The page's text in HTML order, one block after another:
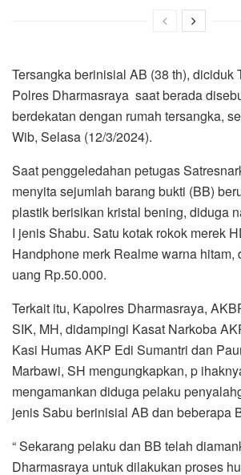
Tersangka berinisial AB (38 th), diciduk
Polres Dharmasraya saat berada
berdekatan dengan rumah tersangka,
Wib, Selasa (12/3/2024).
Saat penggeledahan petugas
menyita sejumlah barang bukti (BB)
plastik berisikan kristal bening, diduga
I jenis Shabu. Satu kotak rokok merek
Handphone merk Realme warna hitam,
uang Rp.50.000.
Terkait itu, Kapolres Dharmasraya,
SIK, MH, didampingi Kasat Narkoba
Kasi Humas AKP Edi Sumantri dan
Marbawi, SH mengungkapkan, p
mengamankan diduga pelaku
jenis Sabu berinisial AB dan beberapa
“ Sekarang pelaku dan BB telah
Dharmasraya untuk dilakukan proses